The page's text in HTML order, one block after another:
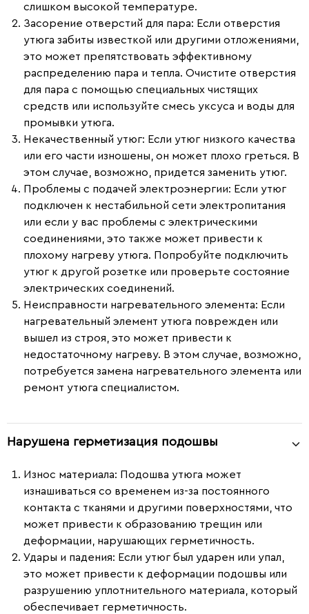
слишком высокой температуре.
Засорение отверстий для пара: Если отверстия
утюга забиты известкой или другими отложениями,
это может препятствовать эффективному
распределению пара и тепла. Очистите отверстия
для пара с помощью специальных чистящих
средств или используйте смесь уксуса и воды для
промывки утюга.
Некачественный утюг: Если утюг низкого качества
или его части изношены, он может плохо греться. В
этом случае, возможно, придется заменить утюг.
Проблемы с подачей электроэнергии: Если утюг
подключен к нестабильной сети электропитания
или если у вас проблемы с электрическими
соединениями, это также может привести к
плохому нагреву утюга. Попробуйте подключить
утюг к другой розетке или проверьте состояние
электрических соединений.
Неисправности нагревательного элемента: Если
нагревательный элемент утюга поврежден или
вышел из строя, это может привести к
недостаточному нагреву. В этом случае, возможно,
потребуется замена нагревательного элемента или
ремонт утюга специалистом.
Нарушена герметизация подошвы
Износ материала: Подошва утюга может
изнашиваться со временем из-за постоянного
контакта с тканями и другими поверхностями, что
может привести к образованию трещин или
деформации, нарушающих герметичность.
Удары и падения: Если утюг был ударен или упал,
это может привести к деформации подошвы или
разрушению уплотнительного материала, который
обеспечивает герметичность.